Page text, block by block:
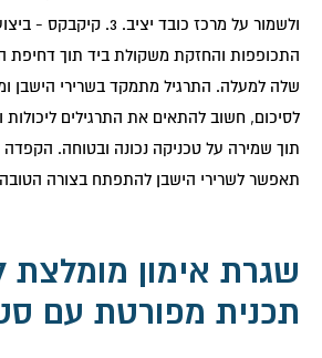
ולשמור על מרכז כובד יציב. 3.
התכופפות והחזקת משקולת ביד תוך דחיפת
שלה למעלה. התרגיל מתמקד בשרירי הישבן
לסיכום, חשוב להתאים את התרגילים ליכולות
תוך שמירה על טכניקה נכונה ובטוחה. הקפדה
תאפשר לשרירי הישבן להתפתח בצורה הטובה
שגרת אימון מומלצת
תכנית מפורטת עם